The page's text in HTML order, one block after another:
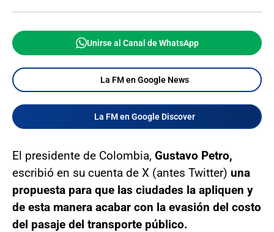
Unirse al Canal de WhatsApp
La FM en Google News
La FM en Google Discover
El presidente de Colombia, Gustavo Petro,
escribió en su cuenta de X (antes Twitter) una
propuesta para que las ciudades la apliquen y
de esta manera acabar con la evasión del costo
del pasaje del transporte público.